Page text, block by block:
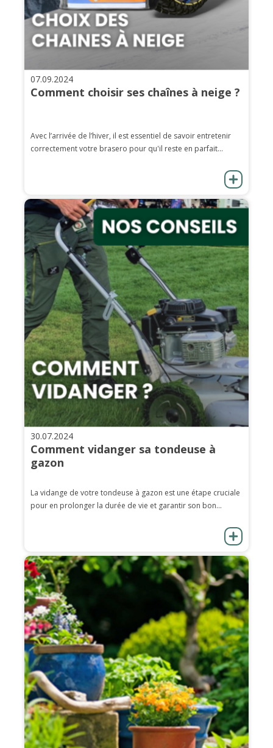
07.09.2024
Comment choisir ses chaînes à neige ?
Avec l’arrivée de l’hiver, il est essentiel de savoir entretenir
correctement votre brasero pour qu'il reste en parfait...
30.07.2024
Comment vidanger sa tondeuse à
gazon
La vidange de votre tondeuse à gazon est une étape cruciale
pour en prolonger la durée de vie et garantir son bon...